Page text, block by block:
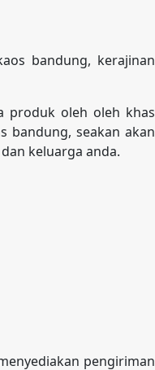
bandung, kerajinan
produk oleh oleh khas
bandung, seakan akan
keluarga anda.
pengiriman